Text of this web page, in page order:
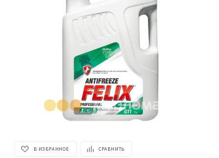
В ИЗБРАННОЕ СРАВНИТЬ